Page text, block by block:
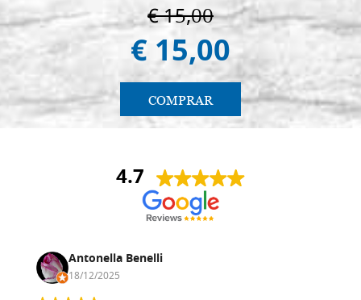
€ 15,00
€ 15,00
COMPRAR
4.7
Antonella Benelli
18/12/2025